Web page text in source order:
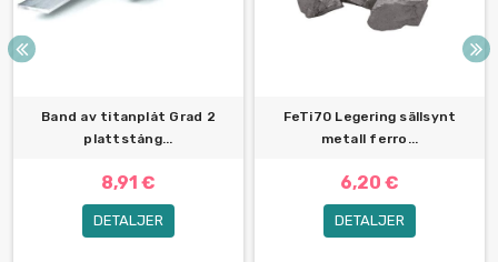
Band av titanplåt Grad 2
plattstång...
8,91 €
DETALJER
FeTi70 Legering sällsynt
metall ferro...
6,20 €
DETALJER